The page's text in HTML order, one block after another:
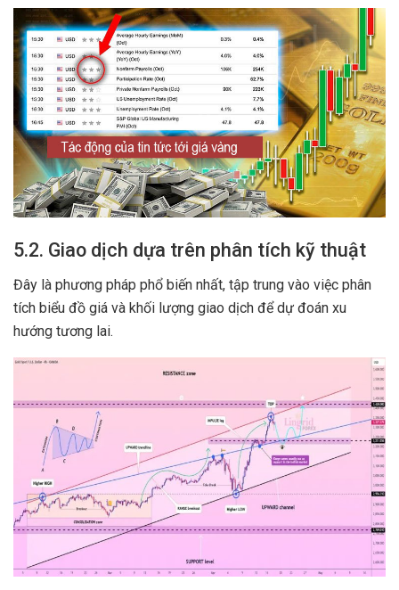
5.2. Giao dịch dựa trên phân tích kỹ thuật
Đây là phương pháp phổ biến nhất, tập trung vào việc phân
tích biểu đồ giá và khối lượng giao dịch để dự đoán xu
hướng tương lai.